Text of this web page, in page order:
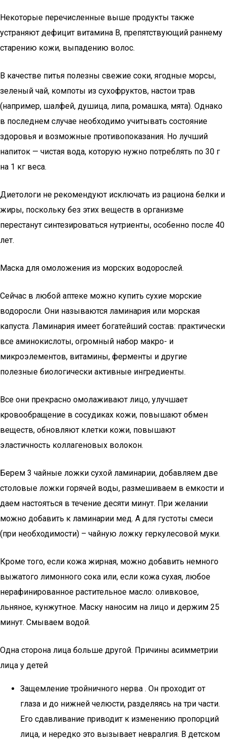
Некоторые перечисленные выше продукты также
устраняют дефицит витамина В, препятствующий раннему
старению кожи, выпадению волос.
В качестве питья полезны свежие соки, ягодные морсы,
зеленый чай, компоты из сухофруктов, настои трав
(например, шалфей, душица, липа, ромашка, мята). Однако
в последнем случае необходимо учитывать состояние
здоровья и возможные противопоказания. Но лучший
напиток — чистая вода, которую нужно потреблять по 30 г
на 1 кг веса.
Диетологи не рекомендуют исключать из рациона белки и
жиры, поскольку без этих веществ в организме
перестанут синтезироваться нутриенты, особенно после 40
лет.
Маска для омоложения из морских водорослей.
Сейчас в любой аптеке можно купить сухие морские
водоросли. Они называются ламинария или морская
капуста. Ламинария имеет богатейший состав: практически
все аминокислоты, огромный набор макро- и
микроэлементов, витамины, ферменты и другие
полезные биологически активные ингредиенты.
Все они прекрасно омолаживают лицо, улучшает
кровообращение в сосудиках кожи, повышают обмен
веществ, обновляют клетки кожи, повышают
эластичность коллагеновых волокон.
Берем 3 чайные ложки сухой ламинарии, добавляем две
столовые ложки горячей воды, размешиваем в емкости и
даем настояться в течение десяти минут. При желании
можно добавить к ламинарии мед. А для густоты смеси
(при необходимости) – чайную ложку геркулесовой муки.
Кроме того, если кожа жирная, можно добавить немного
выжатого лимонного сока или, если кожа сухая, любое
нерафинированное растительное масло: оливковое,
льняное, кунжутное. Маску наносим на лицо и держим 25
минут. Смываем водой.
Одна сторона лица больше другой. Причины асимметрии
лица у детей
Защемление тройничного нерва . Он проходит от
глаза и до нижней челюсти, разделяясь на три части.
Его сдавливание приводит к изменению пропорций
лица, и нередко это вызывает невралгия. В детском